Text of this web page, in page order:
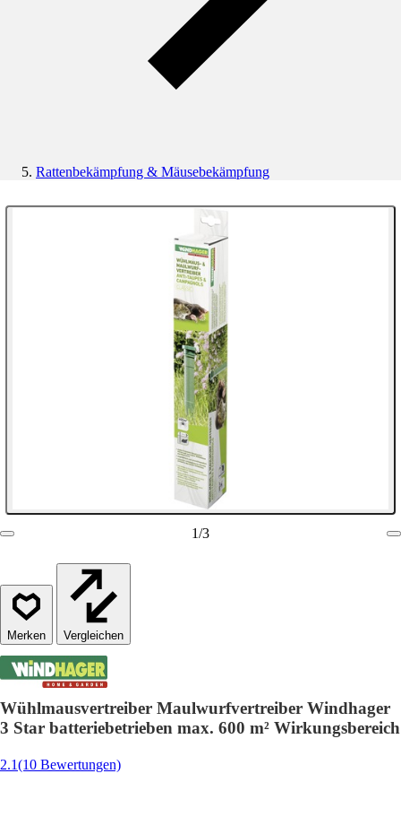
Rattenbekämpfung & Mäusebekämpfung
1/3
Vergleichen
Wühlmausvertreiber Maulwurfvertreiber Windhager
3 Star batteriebetrieben max. 600 m² Wirkungsbereich
2.1(10 Bewertungen)